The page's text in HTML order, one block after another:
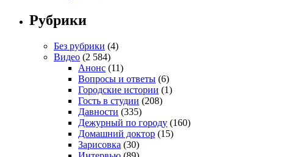
Рубрики
Без рубрики (4)
Видео (2 584)
Анонс (11)
Вопросы и ответы (6)
Городские истории (1)
Гость в студии (208)
Давности (335)
Дежурный по городу (160)
Домашний доктор (15)
Зарисовка (30)